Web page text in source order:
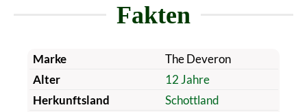
Fakten
Marke
The Deveron
Alter
12 Jahre
Herkunftsland
Schottland